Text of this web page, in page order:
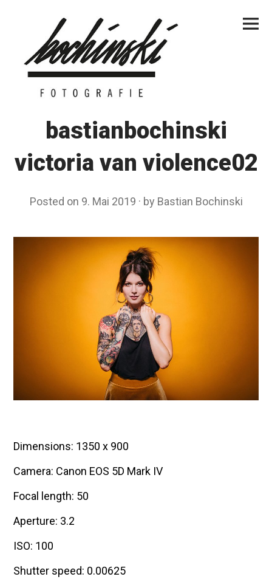
Menu
bastianbochinski
victoria van violence02
Posted on 9. Mai 2019 by Bastian Bochinski
Dimensions: 1350 x 900
Camera: Canon EOS 5D Mark IV
Focal length: 50
Aperture: 3.2
ISO: 100
Shutter speed: 0.00625